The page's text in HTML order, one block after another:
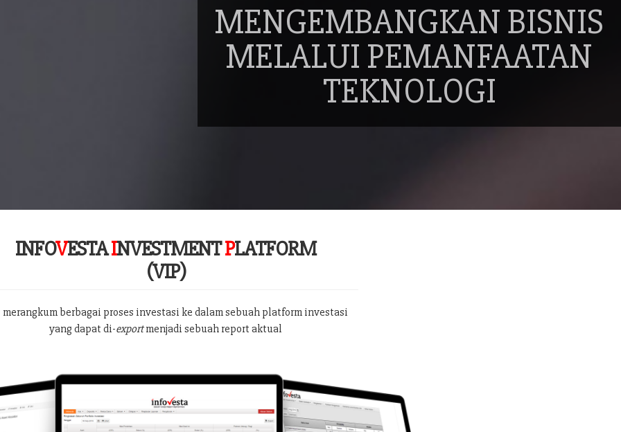
MENGEMBANGKAN BISNIS
MELALUI PEMANFAATAN
TEKNOLOGI
INFOVESTAINVESTMENTPLATFORM
(VIP)
merangkum berbagai proses investasi ke dalam sebuah platform investasi
yang dapat di-exportmenjadi sebuah report aktual